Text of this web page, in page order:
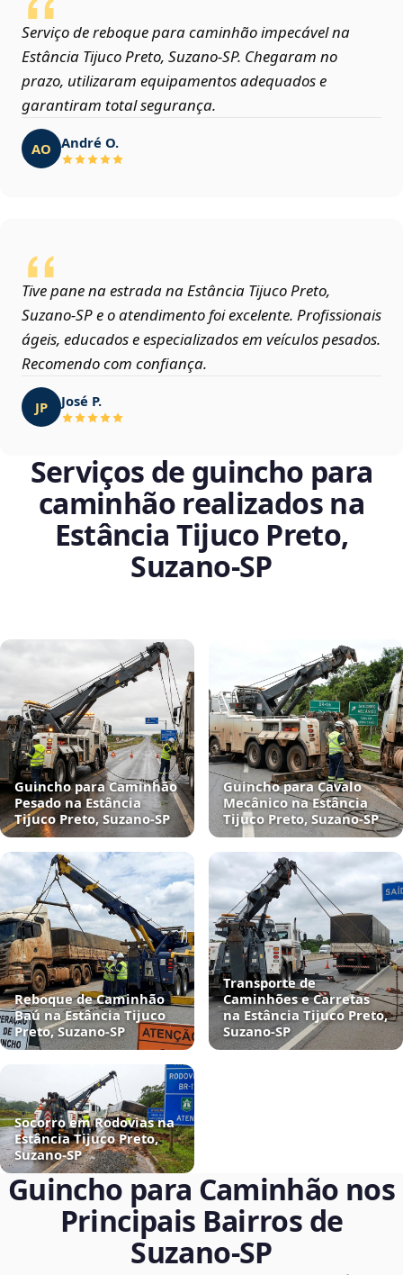
Serviço de reboque para caminhão impecável na
Estância Tijuco Preto, Suzano‑SP. Chegaram no
prazo, utilizaram equipamentos adequados e
garantiram total segurança.
AO André O.
Tive pane na estrada na Estância Tijuco Preto,
Suzano‑SP e o atendimento foi excelente. Profissionais
ágeis, educados e especializados em veículos pesados.
Recomendo com confiança.
JP José P.
Serviços de guincho para
caminhão realizados na
Estância Tijuco Preto,
Suzano‑SP
Guincho para Caminhão
Pesado na Estância
Tijuco Preto, Suzano‑SP
Guincho para Cavalo
Mecânico na Estância
Tijuco Preto, Suzano‑SP
Reboque de Caminhão
Baú na Estância Tijuco
Preto, Suzano‑SP
Transporte de
Caminhões e Carretas
na Estância Tijuco Preto,
Suzano‑SP
Socorro em Rodovias na
Estância Tijuco Preto,
Suzano‑SP
Guincho para Caminhão nos
Principais Bairros de
Suzano‑SP